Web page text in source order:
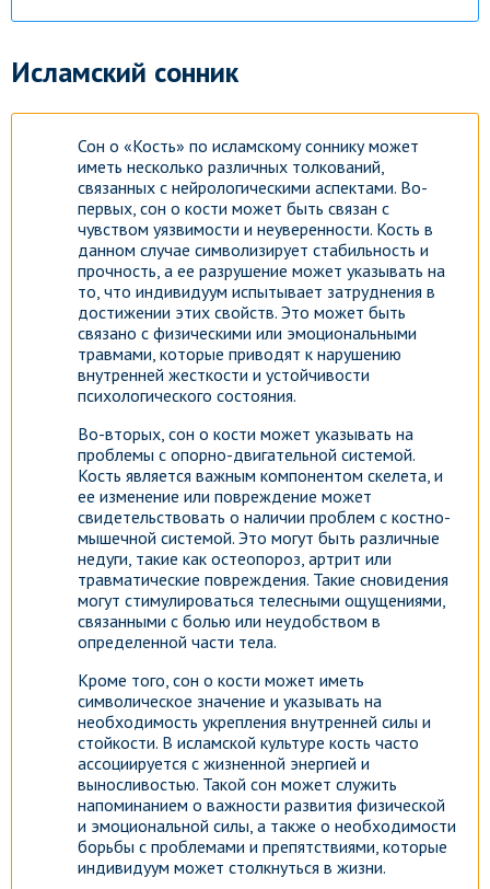
Исламский сонник
Сон о «Кость» по исламскому соннику может
иметь несколько различных толкований,
связанных с нейрологическими аспектами. Во-
первых, сон о кости может быть связан с
чувством уязвимости и неуверенности. Кость в
данном случае символизирует стабильность и
прочность, а ее разрушение может указывать на
то, что индивидуум испытывает затруднения в
достижении этих свойств. Это может быть
связано с физическими или эмоциональными
травмами, которые приводят к нарушению
внутренней жесткости и устойчивости
психологического состояния.
Во-вторых, сон о кости может указывать на
проблемы с опорно-двигательной системой.
Кость является важным компонентом скелета, и
ее изменение или повреждение может
свидетельствовать о наличии проблем с костно-
мышечной системой. Это могут быть различные
недуги, такие как остеопороз, артрит или
травматические повреждения. Такие сновидения
могут стимулироваться телесными ощущениями,
связанными с болью или неудобством в
определенной части тела.
Кроме того, сон о кости может иметь
символическое значение и указывать на
необходимость укрепления внутренней силы и
стойкости. В исламской культуре кость часто
ассоциируется с жизненной энергией и
выносливостью. Такой сон может служить
напоминанием о важности развития физической
и эмоциональной силы, а также о необходимости
борьбы с проблемами и препятствиями, которые
индивидуум может столкнуться в жизни.